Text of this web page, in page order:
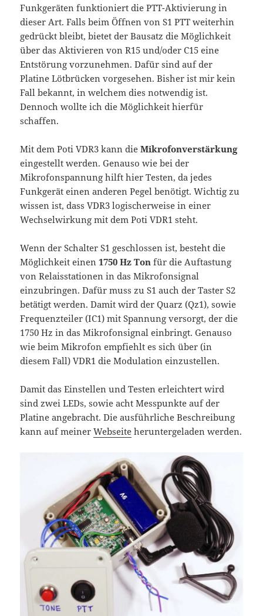
Funkgeräten funktioniert die PTT-Aktivierung in
dieser Art. Falls beim Öffnen von S1 PTT weiterhin
gedrückt bleibt, bietet der Bausatz die Möglichkeit
über das Aktivieren von R15 und/oder C15 eine
Entstörung vorzunehmen. Dafür sind auf der
Platine Lötbrücken vorgesehen. Bisher ist mir kein
Fall bekannt, in welchem dies notwendig ist.
Dennoch wollte ich die Möglichkeit hierfür
schaffen.
Mit dem Poti VDR3 kann dieMikrofonverstärkung
eingestellt werden. Genauso wie bei der
Mikrofonspannung hilft hier Testen, da jedes
Funkgerät einen anderen Pegel benötigt. Wichtig zu
wissen ist, dass VDR3 logischerweise in einer
Wechselwirkung mit dem Poti VDR1 steht.
Wenn der Schalter S1 geschlossen ist, besteht die
Möglichkeit einen1750 Hz Ton für die Auftastung
von Relaisstationen in das Mikrofonsignal
einzubringen. Dafür muss zu S1 auch der Taster S2
betätigt werden. Damit wird der Quarz (Qz1), sowie
Frequenzteiler (IC1) mit Spannung versorgt, der die
1750 Hz in das Mikrofonsignal einbringt. Genauso
wie beim Mikrofon empfiehlt es sich über (in
diesem Fall) VDR1 die Modulation einzustellen.
Damit das Einstellen und Testen erleichtert wird
sind zwei LEDs, sowie acht Messpunkte auf der
Platine angebracht. Die ausführliche Beschreibung
kann auf meinerWebseite heruntergeladen werden.